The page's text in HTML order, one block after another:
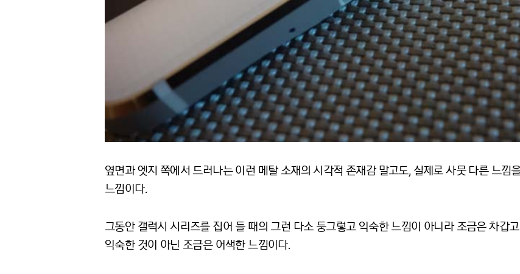
옆면과 엣지 쪽에서 드러나는 이런 메탈 소재의 시각적 존재감 말고도, 실제로 사뭇 다른 느낌
느낌이다.
그동안 갤럭시 시리즈를 집어 들 때의 그런 다소 둥그렇고 익숙한 느낌이 아니라 조금은 차갑
익숙한 것이 아닌 조금은 어색한 느낌이다.